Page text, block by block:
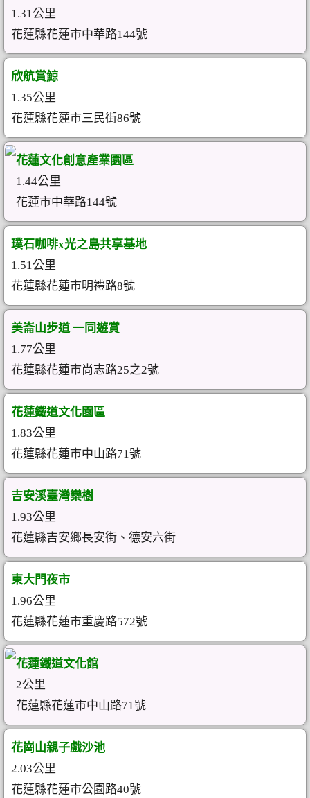
1.31公里
花蓮縣花蓮市中華路144號
欣航賞鯨
1.35公里
花蓮縣花蓮市三民街86號
花蓮文化創意產業園區
1.44公里
花蓮市中華路144號
璞石咖啡x光之島共享基地
1.51公里
花蓮縣花蓮市明禮路8號
美崙山步道 一同遊賞
1.77公里
花蓮縣花蓮市尚志路25之2號
花蓮鐵道文化園區
1.83公里
花蓮縣花蓮市中山路71號
吉安溪臺灣欒樹
1.93公里
花蓮縣吉安鄉長安街、德安六街
東大門夜市
1.96公里
花蓮縣花蓮市重慶路572號
花蓮鐵道文化館
2公里
花蓮縣花蓮市中山路71號
花崗山親子戲沙池
2.03公里
花蓮縣花蓮市公園路40號